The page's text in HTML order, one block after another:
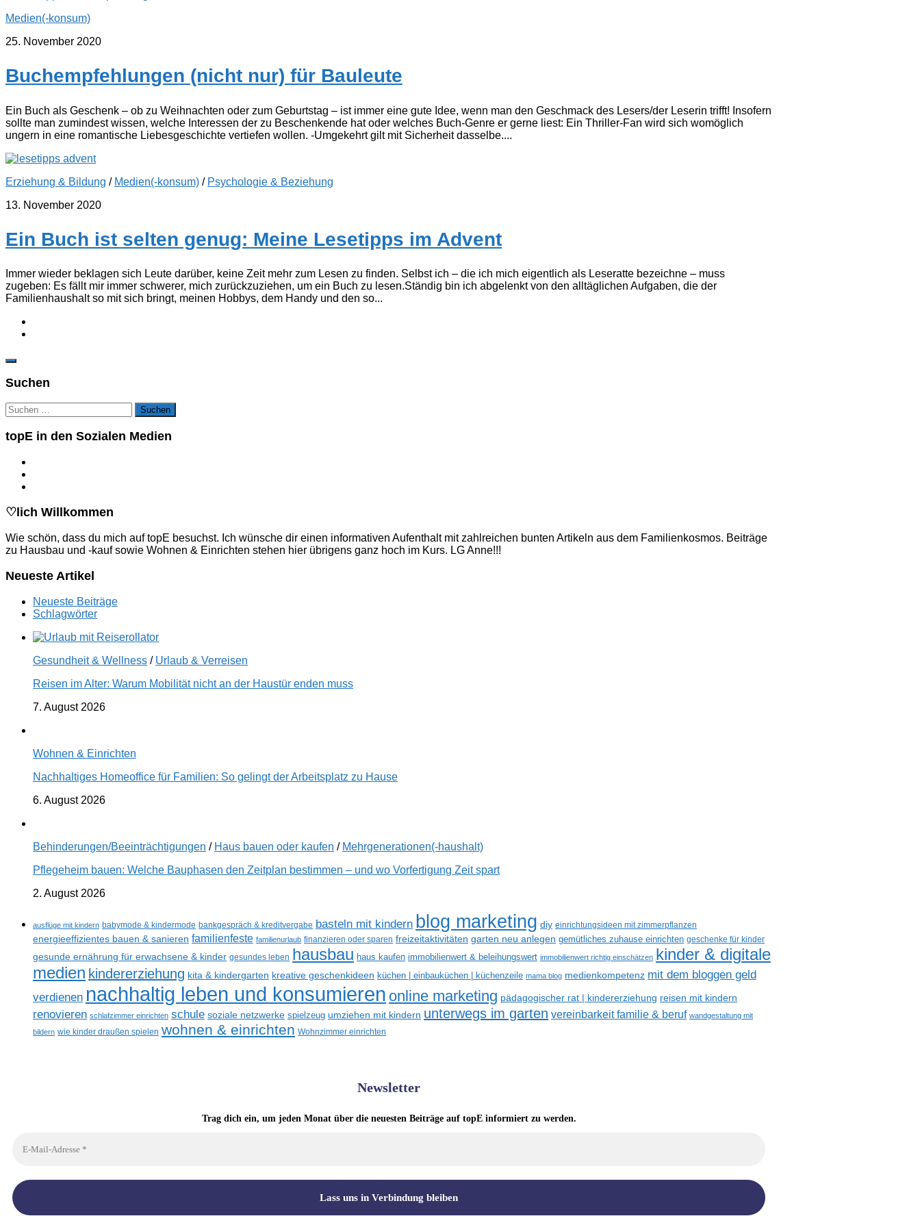
Medien(-konsum)
25. November 2020
Buchempfehlungen (nicht nur) für Bauleute
Ein Buch als Geschenk – ob zu Weihnachten oder zum Geburtstag – ist immer eine gute Idee, wenn man den Geschmack des Lesers/der Leserin trifft! Insofern
sollte man zumindest wissen, welche Interessen der zu Beschenkende hat oder welches Buch-Genre er gerne liest: Ein Thriller-Fan wird sich womöglich
ungern in eine romantische Liebesgeschichte vertiefen wollen. -Umgekehrt gilt mit Sicherheit dasselbe....
Erziehung & Bildung / Medien(-konsum) / Psychologie & Beziehung
13. November 2020
Ein Buch ist selten genug: Meine Lesetipps im Advent
Immer wieder beklagen sich Leute darüber, keine Zeit mehr zum Lesen zu finden. Selbst ich – die ich mich eigentlich als Leseratte bezeichne – muss
zugeben: Es fällt mir immer schwerer, mich zurückzuziehen, um ein Buch zu lesen.Ständig bin ich abgelenkt von den alltäglichen Aufgaben, die der
Familienhaushalt so mit sich bringt, meinen Hobbys, dem Handy und den so...
Suchen
Suchen
nach:
topE in den Sozialen Medien
♡lich Willkommen
Wie schön, dass du mich auf topE besuchst. Ich wünsche dir einen informativen Aufenthalt mit zahlreichen bunten Artikeln aus dem Familienkosmos. Beiträge
zu Hausbau und -kauf sowie Wohnen & Einrichten stehen hier übrigens ganz hoch im Kurs. LG Anne!!!
Neueste Artikel
Neueste Beiträge
Schlagwörter
Gesundheit & Wellness / Urlaub & Verreisen
Reisen im Alter: Warum Mobilität nicht an der Haustür enden muss
7. August 2026
Wohnen & Einrichten
Nachhaltiges Homeoffice für Familien: So gelingt der Arbeitsplatz zu Hause
6. August 2026
Behinderungen/Beeinträchtigungen / Haus bauen oder kaufen / Mehrgenerationen(-haushalt)
Pflegeheim bauen: Welche Bauphasen den Zeitplan bestimmen – und wo Vorfertigung Zeit spart
2. August 2026
ausflüge mit kindern babymode & kindermode bankgespräch & kreditvergabe basteln mit kindern blog marketing diy einrichtungsideen mit zimmerpflanzen
energieeffizientes bauen & sanieren familienfeste familienurlaub finanzieren oder sparen freizeitaktivitäten garten neu anlegen gemütliches zuhause einrichten geschenke für kinder
gesunde ernährung für erwachsene & kinder gesundes leben hausbau haus kaufen immobilienwert & beleihungswert immobilienwert richtig einschätzen kinder & digitale
medien kindererziehung kita & kindergarten kreative geschenkideen küchen | einbauküchen | küchenzeile mama blog medienkompetenz mit dem bloggen geld
verdienen nachhaltig leben und konsumieren online marketing pädagogischer rat | kindererziehung reisen mit kindern
renovieren schlafzimmer einrichten schule soziale netzwerke spielzeug umziehen mit kindern unterwegs im garten vereinbarkeit familie & beruf wandgestaltung mit
bildern wie kinder draußen spielen wohnen & einrichten Wohnzimmer einrichten
Newsletter
Trag dich ein, um jeden Monat über die neuesten Beiträge auf topE informiert zu werden.